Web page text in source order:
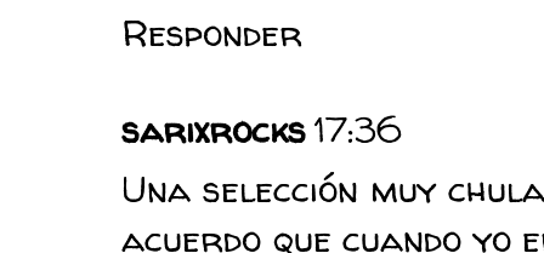
Responder
sarixrocks17:36
Una selección muy
acuerdo que cuando yo